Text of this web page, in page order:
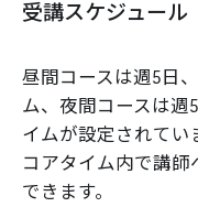
受講スケジュール
昼間コースは週5日
ム、夜間コースは週
イムが設定されてい
コアタイム内で講
できます。